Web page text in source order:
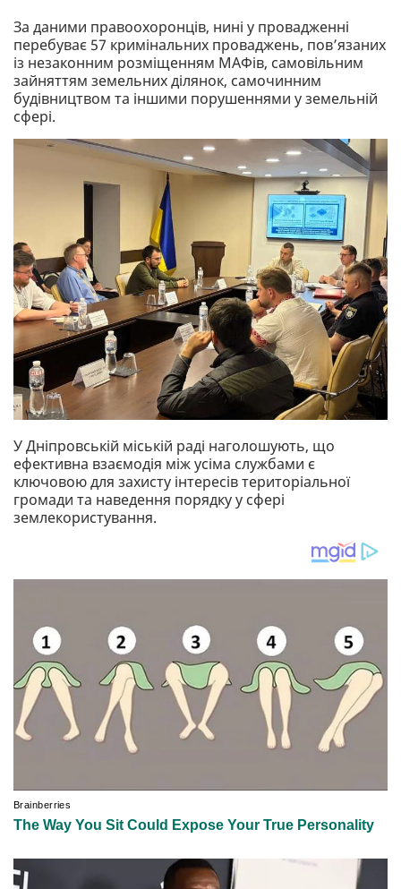
За даними правоохоронців, нині у провадженні
перебуває 57 кримінальних проваджень, пов’язаних
із незаконним розміщенням МАФів, самовільним
зайняттям земельних ділянок, самочинним
будівництвом та іншими порушеннями у земельній
сфері.
У Дніпровській міській раді наголошують, що
ефективна взаємодія між усіма службами є
ключовою для захисту інтересів територіальної
громади та наведення порядку у сфері
землекористування.